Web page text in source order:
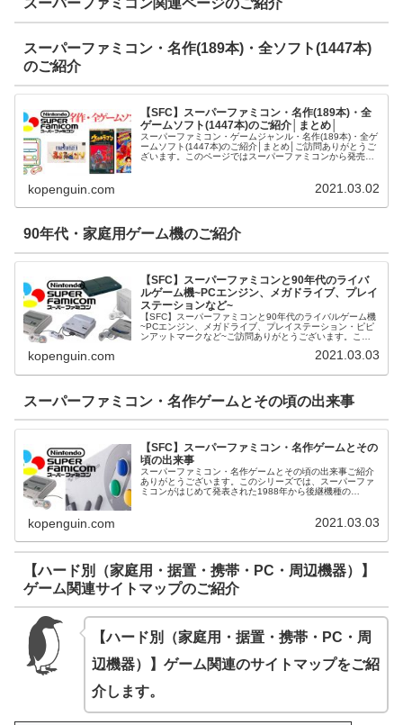
スーパーファミコン関連ページのご紹介
スーパーファミコン・名作(189本)・全ソフト(1447本)
のご紹介
【SFC】スーパーファミコン・名作(189本)・全
ゲームソフト(1447本)のご紹介│まとめ│
スーパーファミコン・ゲームジャンル・名作(189本)・全ゲ
ームソフト(1447本)のご紹介│まとめ│ご訪問ありがとうご
ざいます。このページではスーパーファミコンから発売さ
kopenguin.com 2021.03.02
90年代・家庭用ゲーム機のご紹介
【SFC】スーパーファミコンと90年代のライバ
ルゲーム機~PCエンジン、メガドライブ、プレイ
ステーションなど~
【SFC】スーパーファミコンと90年代のライバルゲーム機
~PCエンジン、メガドライブ、プレイステーション・ピピ
ンアットマークなど~ご訪問ありがとうございます。この
kopenguin.com 2021.03.03
スーパーファミコン・名作ゲームとその頃の出来事
【SFC】スーパーファミコン・名作ゲームとその
頃の出来事
スーパーファミコン・名作ゲームとその頃の出来事ご紹介
ありがとうございます。このシリーズでは、スーパーファ
ミコンがはじめて発表された1988年から後継機種の
kopenguin.com 2021.03.03
【ハード別（家庭用・据置・携帯・PC・周辺機器）】
ゲーム関連サイトマップのご紹介
【ハード別（家庭用・据置・携帯・PC・周
辺機器）】ゲーム関連のサイトマップをご紹
介します。